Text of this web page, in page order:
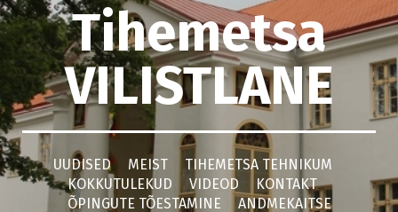
Tihemetsa
VILISTLANE
UUDISED MEIST
TIHEMETSA TEHNIKUM
KOKKUTULEKUD
VIDEOD
KONTAKT
ÕPINGUTE TÕESTAMINE
ANDMEKAITSE